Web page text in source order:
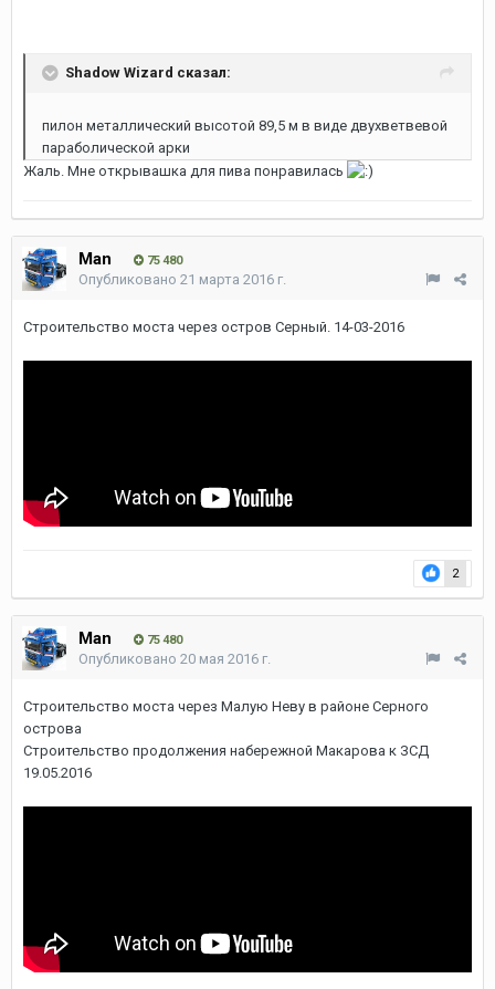
Shadow Wizard сказал:
пилон металлический высотой 89,5 м в виде двухветвевой
параболической арки
Жаль. Мне открывашка для пива понравилась
Man 75 480
Опубликовано 21 марта 2016 г.
Строительство моста через остров Серный. 14-03-2016
2
Man 75 480
Опубликовано 20 мая 2016 г.
Строительство моста через Малую Неву в районе Серного
острова
Строительство продолжения набережной Макарова к ЗСД
19.05.2016